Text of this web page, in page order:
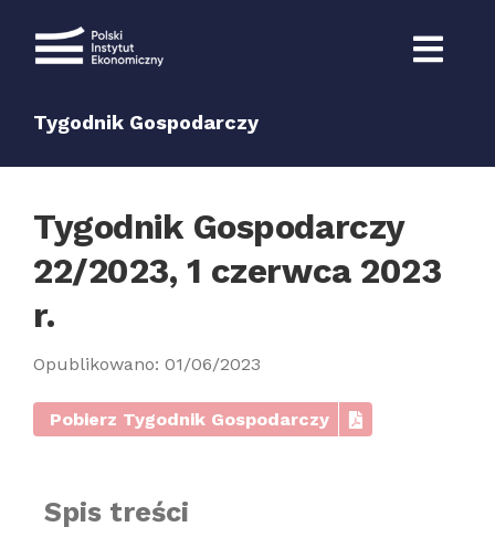
Tygodnik Gospodarczy
Tygodnik Gospodarczy
22/2023, 1 czerwca 2023
r.
Opublikowano: 01/06/2023
Pobierz Tygodnik Gospodarczy
Spis treści